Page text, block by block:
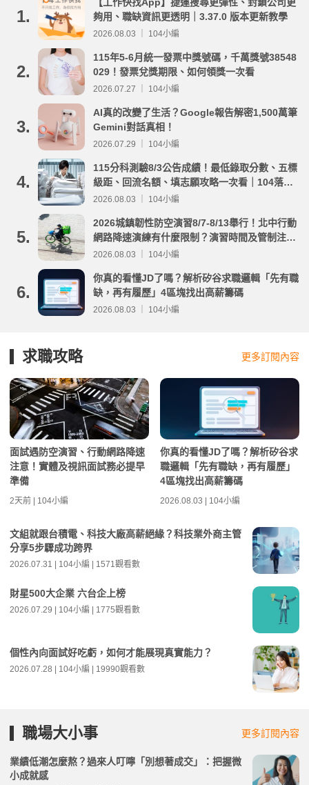
1.
夠用、職缺資訊更透明｜3.37.0 版本更新教學
2026.08.03 ｜ 104小編
2.
115年5-6月統一發票中獎號碼，千萬獎號38548
029！發票兌獎期限、如何領獎一次看
2026.07.27 ｜ 104小編
3.
AI真的改變了生活？Google報告解密1,500萬筆
Gemini對話真相！
2026.07.29 ｜ 104小編
4.
115分科測驗8/3公告成績！最低錄取分數、五標
級距、回流名額、填志願攻略一次看｜104落點
分析
2026.08.03 ｜ 104小編
5.
2026城鎮韌性防空演習8/7-8/13舉行！北中行動
網路降速演練有什麼限制？演習時間及管制注意
事項整理
2026.08.03 ｜ 104小編
6.
你真的看懂JD了嗎？解析矽谷求職邏輯「先有職
缺，再有履歷」4區塊找出高薪籌碼
2026.08.03 ｜ 104小編
求職攻略 更多訂閱內容
面試遇防空演習、行動網路降速
注意！實體及視訊面試務必提早
準備
2天前 | 104小編
你真的看懂JD了嗎？解析矽谷求
職邏輯「先有職缺，再有履歷」
4區塊找出高薪籌碼
2026.08.03 | 104小編
文組就跟台積電、科技大廠高薪絕緣？科技業外商主管
分享5步驟成功跨界
2026.07.31 | 104小編 | 1571觀看數
財星500大企業 六台企上榜
2026.07.29 | 104小編 | 1775觀看數
個性內向面試好吃虧，如何才能展現真實能力？
2026.07.28 | 104小編 | 19990觀看數
職場大小事 更多訂閱內容
業績低潮怎麼熬？過來人叮嚀「別想著成交」：把握微
小成就感